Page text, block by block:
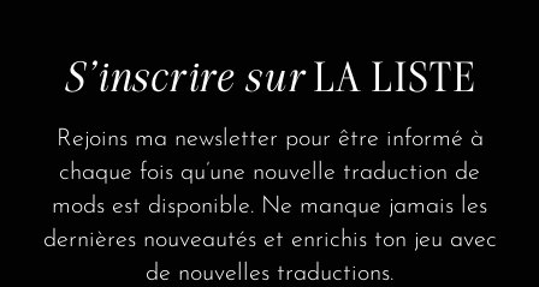
S'inscrire surLA LISTE
Rejoins ma newsletter pour être informé à
chaque fois qu’une nouvelle traduction de
mods est disponible. Ne manque jamais les
dernières nouveautés et enrichis ton jeu avec
de nouvelles traductions.